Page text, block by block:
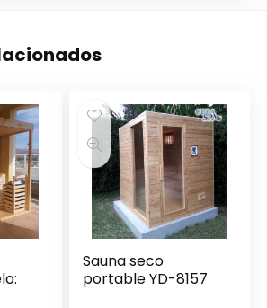
Sauna seco
portable YD-8157